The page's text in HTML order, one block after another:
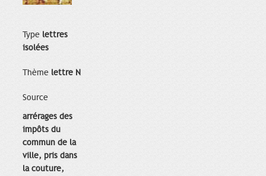
Type lettres
isolées
Thème lettre N
Source
arrérages des
impôts du
commun de la
ville, pris dans
la couture,